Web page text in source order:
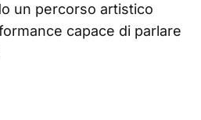
un percorso artistico
capace di parlare